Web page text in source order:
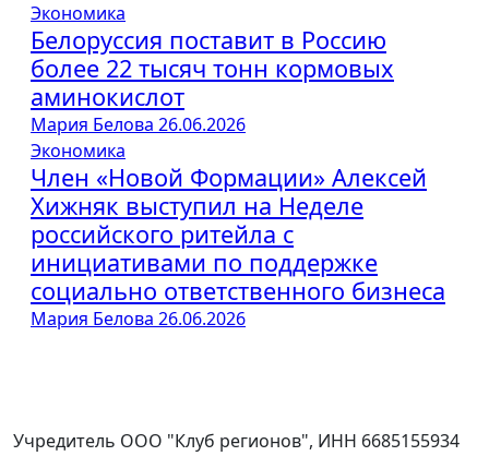
Экономика
Белоруссия поставит в Россию
более 22 тысяч тонн кормовых
аминокислот
Мария Белова 26.06.2026
Экономика
Член «Новой Формации» Алексей
Хижняк выступил на Неделе
российского ритейла с
инициативами по поддержке
социально ответственного бизнеса
Мария Белова 26.06.2026
Учредитель ООО "Клуб регионов", ИНН 6685155934